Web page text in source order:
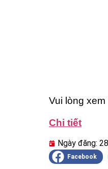
Vui lòng
Chi tiết
Ngày đăng:
Facebook